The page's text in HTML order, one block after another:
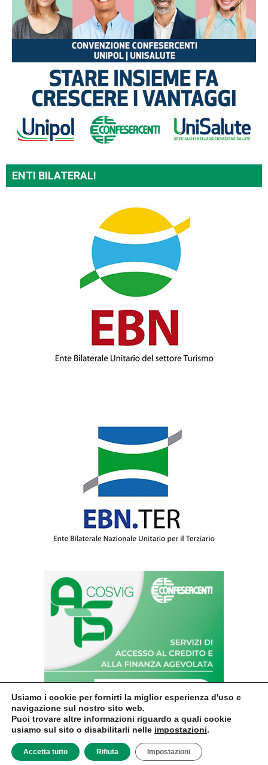
ENTI BILATERALI
© Confesercenti | Ufficio stampa: Via Nazionale, 60 00184 Roma fax: 06
4746886 | Sito web sviluppato da
dm3
Usiamo i cookie per fornirti la miglior esperienza d'uso e
navigazione sul nostro sito web.
Puoi trovare altre informazioni riguardo a quali cookie
usiamo sul sito o disabilitarli nelle impostazioni.
Accetta tutto Rifiuta Impostazioni